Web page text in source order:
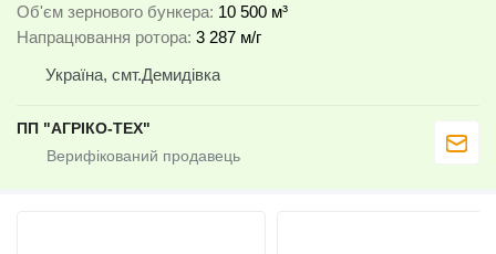
Об'єм зернового бункера 10 500 м³
Напрацювання ротора 3 287 м/г
Україна, смт.Демидівка
ПП "АГРІКО-ТЕХ"